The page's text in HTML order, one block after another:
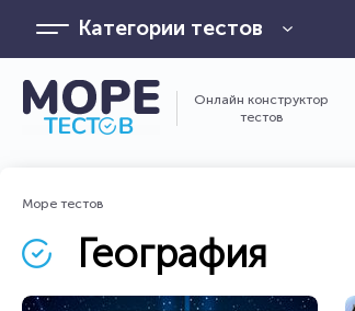
Категории тестов
Онлайн конструктор
тестов
Море тестов
География